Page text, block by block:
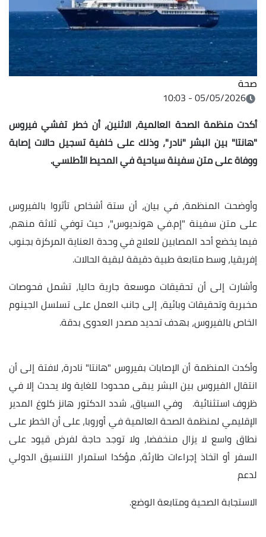
صحة
05/05/2026 - 10:03
أكدت منظمة الصحة العالمية، الاثنين، أن خطر تفشي فيروس
"هانتا" بين البشر "نادر"، وذلك على خلفية تسجيل حالات إصابة
ووفاة على متن سفينة سياحية في المحيط الأطلسي.
وأوضحت المنظمة، في بيان، أن ستة أشخاص تأثروا بالفيروس
على متن سفينة "إم.في هونديوس"، حيث توفي ثلاثة منهم،
فيما يخضع أحد المصابين للعلاج في وحدة العناية المركزة بجنوب
إفريقيا، وسط متابعة طبية دقيقة لبقية الحالات.
وأشارت إلى أن تحقيقات موسعة جارية حاليا، تشمل فحوصات
مخبرية وتحقيقات وبائية، إلى جانب العمل على تسلسل الجينوم
الخاص بالفيروس، بهدف تحديد مصدر العدوى بدقة.
وأكدت المنظمة أن الإصابات بفيروس "هانتا" نادرة، لافتة إلى أن
انتقال الفيروس بين البشر يبقى محدودا للغاية ولا يحدث إلا في
ظروف استثنائية. وفي السياق، شدد الدكتور هانز كلوغ المدير
الإقليمي لمنظمة الصحة العالمية في أوروبا، على أن الخطر على
نطاق واسع لا يزال منخفضا، ولا توجد حاجة لفرض قيود على
السفر أو اتخاذ إجراءات طارئة، مؤكدا استمرار التنسيق الدولي
لدعم
الاستجابة الصحية ومتابعة الوضع.